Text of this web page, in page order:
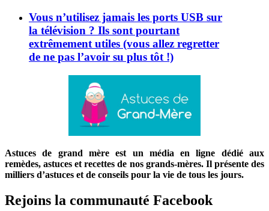
Vous n’utilisez jamais les ports USB sur
la télévision ? Ils sont pourtant
extrêmement utiles (vous allez regretter
de ne pas l’avoir su plus tôt !)
Astuces de grand mère est un média en ligne dédié aux
remèdes, astuces et recettes de nos grands-mères. Il présente des
milliers d’astuces et de conseils pour la vie de tous les jours.
Rejoins la communauté Facebook